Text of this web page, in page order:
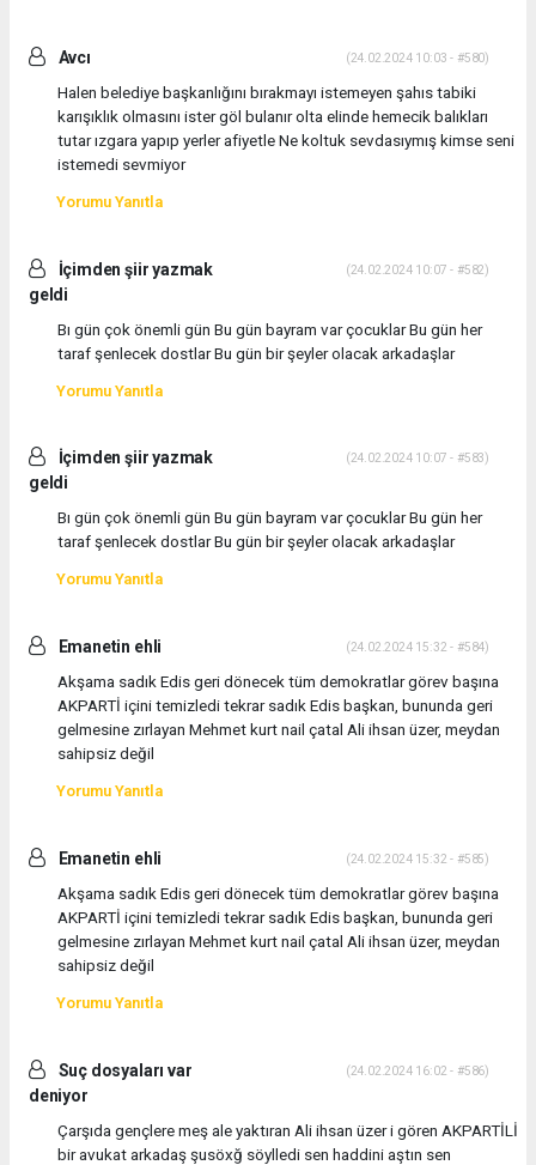
Avcı (24.02.2024 10:03 - #580)
Halen belediye başkanlığını bırakmayı istemeyen şahıs tabiki
karışıklık olmasını ister göl bulanır olta elinde hemecik balıkları
tutar ızgara yapıp yerler afiyetle Ne koltuk sevdasıymış kimse seni
istemedi sevmiyor
Yorumu Yanıtla
İçimden şiir yazmak
geldi
(24.02.2024 10:07 - #582)
Bı gün çok önemli gün Bu gün bayram var çocuklar Bu gün her
taraf şenlecek dostlar Bu gün bir şeyler olacak arkadaşlar
Yorumu Yanıtla
İçimden şiir yazmak
geldi
(24.02.2024 10:07 - #583)
Bı gün çok önemli gün Bu gün bayram var çocuklar Bu gün her
taraf şenlecek dostlar Bu gün bir şeyler olacak arkadaşlar
Yorumu Yanıtla
Emanetin ehli (24.02.2024 15:32 - #584)
Akşama sadık Edis geri dönecek tüm demokratlar görev başına
AKPARTİ içini temizledi tekrar sadık Edis başkan, bununda geri
gelmesine zırlayan Mehmet kurt nail çatal Ali ihsan üzer, meydan
sahipsiz değil
Yorumu Yanıtla
Emanetin ehli (24.02.2024 15:32 - #585)
Akşama sadık Edis geri dönecek tüm demokratlar görev başına
AKPARTİ içini temizledi tekrar sadık Edis başkan, bununda geri
gelmesine zırlayan Mehmet kurt nail çatal Ali ihsan üzer, meydan
sahipsiz değil
Yorumu Yanıtla
Suç dosyaları var
deniyor
(24.02.2024 16:02 - #586)
Çarşıda gençlere meş ale yaktıran Ali ihsan üzer i gören AKPARTİLİ
bir avukat arkadaş şusöxğ söylledi sen haddini aştın sen